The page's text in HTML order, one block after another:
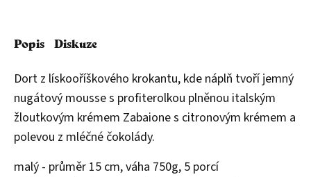
Popis Diskuze
Dort z lískooříškového krokantu, kde náplň tvoří jemný
nugátový mousse s profiterolkou plněnou italským
žloutkovým krémem Zabaione s citronovým krémem a
polevou z mléčné čokolády.
malý - průměr 15 cm, váha 750g, 5 porcí